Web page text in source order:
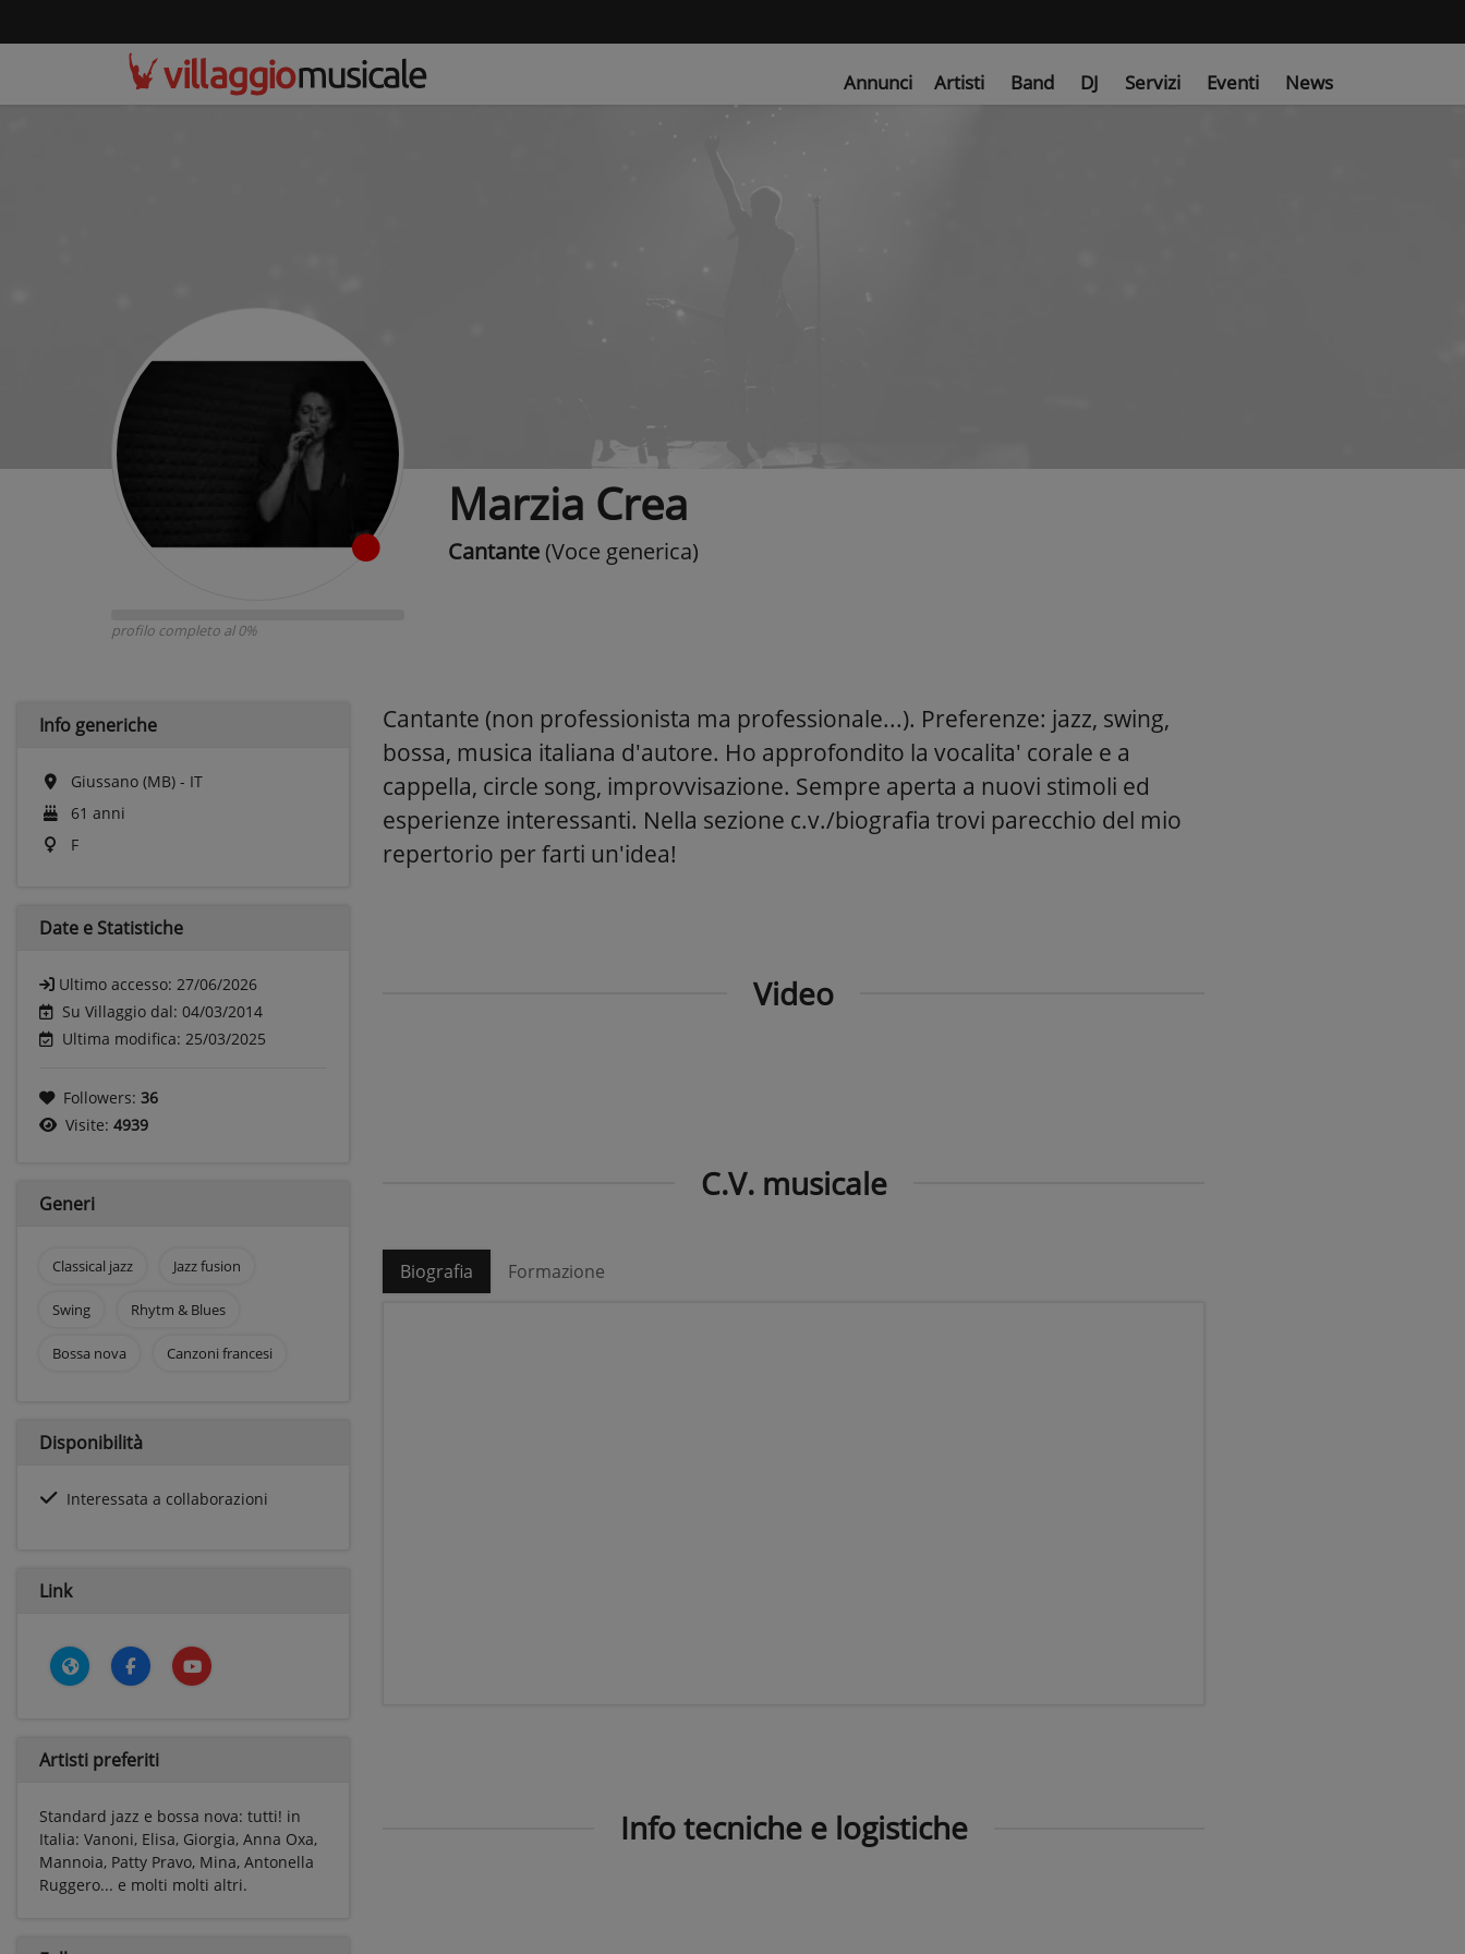
Annunci Artisti Band DJ Servizi Eventi News
profilo completo al 0%
Marzia Crea
Cantante (Voce generica)
Info generiche
Giussano (MB) - IT
61 anni
F
Date e Statistiche
Ultimo accesso: 27/06/2026
Su Villaggio dal: 04/03/2014
Ultima modifica: 25/03/2025
Followers: 36
Visite: 4939
Generi
Classical jazz Jazz fusion
Swing Rhytm & Blues
Bossa nova Canzoni francesi
Disponibilità
Interessata a collaborazioni
Link
Artisti preferiti
Standard jazz e bossa nova: tutti! in
Italia: Vanoni, Elisa, Giorgia, Anna Oxa,
Mannoia, Patty Pravo, Mina, Antonella
Ruggero... e molti molti altri.
Cantante (non professionista ma professionale...). Preferenze: jazz, swing,
bossa, musica italiana d'autore. Ho approfondito la vocalita' corale e a
cappella, circle song, improvvisazione. Sempre aperta a nuovi stimoli ed
esperienze interessanti. Nella sezione c.v./biografia trovi parecchio del mio
repertorio per farti un'idea!
Video
C.V. musicale
Biografia Formazione
Info tecniche e logistiche